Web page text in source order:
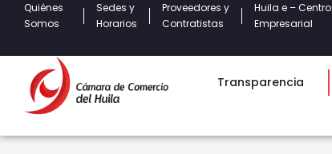
Quiénes
Somos
Sedes y
Horarios
Proveedores y
Contratistas
Huila e – Centro
Empresarial
Transparencia